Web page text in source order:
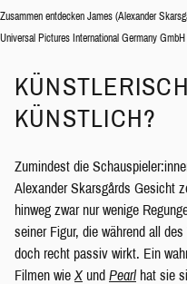
Zusammen entdecken James (Alexander
Universal Pictures International Germany GmbH
KÜNSTLICH?
Zumindest die
Alexander Skarsgårds Gesicht
hinweg zwar nur wenige
seiner Figur, die während all
doch recht passiv wirkt. Ein
Filmen wie X und Pearlhat sie